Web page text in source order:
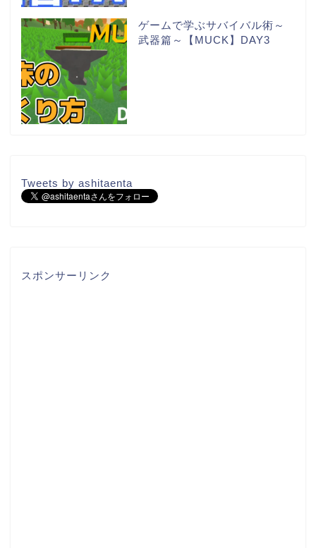
ゲームで学ぶサバイバル術～
武器篇～【MUCK】DAY3
Tweets by ashitaenta
スポンサーリンク